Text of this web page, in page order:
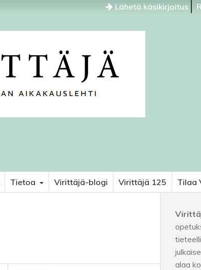
Lähetä käsikirjoitus
Tietoa Virittäjä-blogi Virittäjä 125 Tilaa
alaa